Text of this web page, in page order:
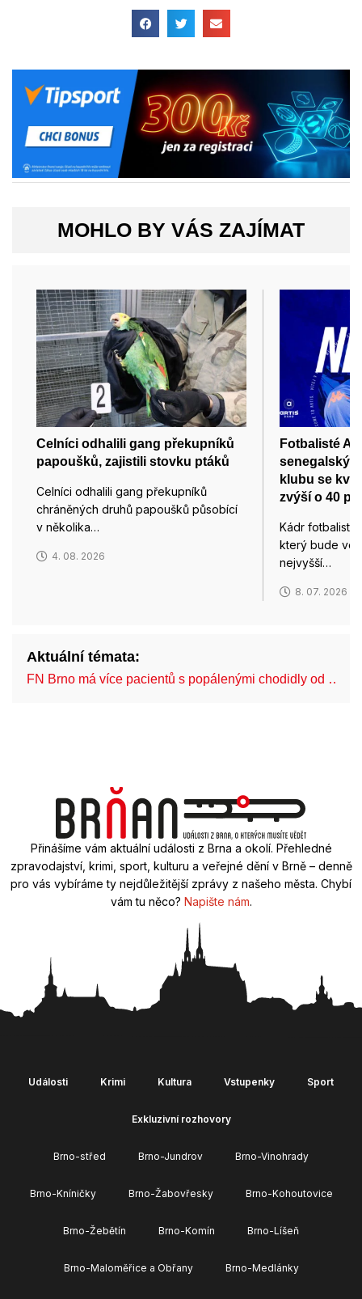
MOHLO BY VÁS ZAJÍMAT
Celníci odhalili gang překupníků
papoušků, zajistili stovku ptáků
Celníci odhalili gang překupníků
chráněných druhů papoušků působící
v několika…
4. 08. 2026
Fotbalisté
klubu se
zvýší o 40
Kádr fotbalistů
který bude
nejvyšší…
8. 07. 2026
Aktuální témata:
FN Brno má více pacientů s popálenými chodidly od …
Přinášíme vám aktuální události z Brna a okolí. Přehledné
zpravodajství, krimi, sport, kulturu a veřejné dění v Brně – denně
pro vás vybíráme ty nejdůležitější zprávy z našeho města. Chybí
vám tu něco? Napište nám.
Události Krimi Kultura Vstupenky Sport
Exkluzivní rozhovory
Brno-střed Brno-Jundrov Brno-Vinohrady
Brno-Kníničky Brno-Žabovřesky Brno-Kohoutovice
Brno-Žebětín Brno-Komín Brno-Líšeň
Brno-Maloměřice a Obřany Brno-Medlánky